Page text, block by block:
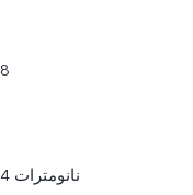
8
4 نانومترات